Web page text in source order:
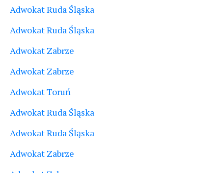
Adwokat Ruda Śląska
Adwokat Ruda Śląska
Adwokat Zabrze
Adwokat Zabrze
Adwokat Toruń
Adwokat Ruda Śląska
Adwokat Ruda Śląska
Adwokat Zabrze